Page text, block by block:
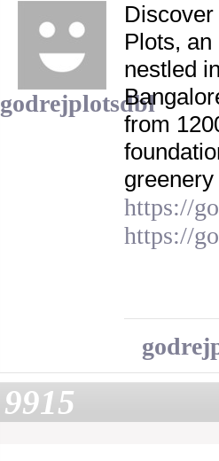
godrejplotsdbl
Plots,
nestled
from
https://
https://
9915